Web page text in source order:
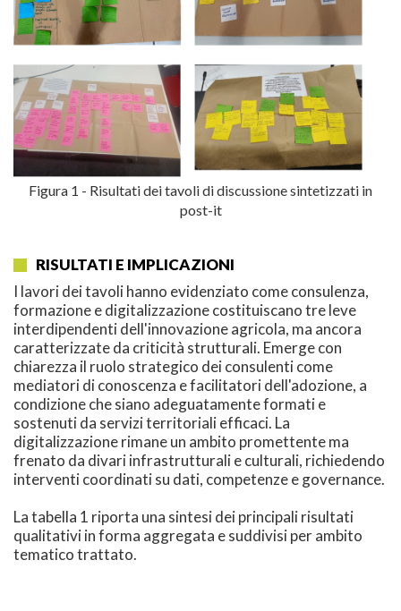
Figura 1 - Risultati dei tavoli di discussione sintetizzati in
post-it
RISULTATI E IMPLICAZIONI
I lavori dei tavoli hanno evidenziato come consulenza,
formazione e digitalizzazione costituiscano tre leve
interdipendenti dell'innovazione agricola, ma ancora
caratterizzate da criticità strutturali. Emerge con
chiarezza il ruolo strategico dei consulenti come
mediatori di conoscenza e facilitatori dell'adozione, a
condizione che siano adeguatamente formati e
sostenuti da servizi territoriali efficaci. La
digitalizzazione rimane un ambito promettente ma
frenato da divari infrastrutturali e culturali, richiedendo
interventi coordinati su dati, competenze e governance.
La tabella 1 riporta una sintesi dei principali risultati
qualitativi in forma aggregata e suddivisi per ambito
tematico trattato.